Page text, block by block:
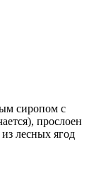
сиропом с
прослоен
лесных ягод